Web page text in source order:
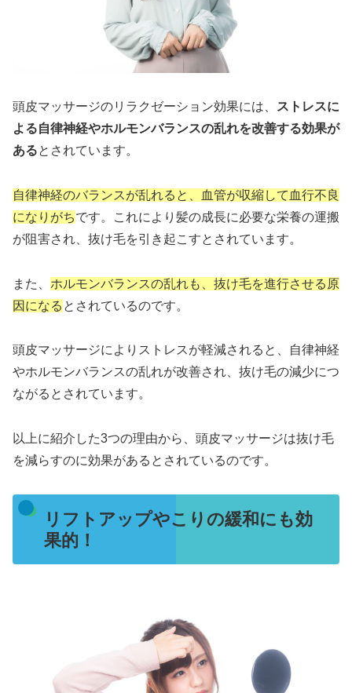
頭皮マッサージのリラクゼーション効果には、
ストレスに
よる自律神経やホルモンバランスの乱れを改善する効果が
あるとされています。
自律神経のバランスが乱れると、血管が収縮して血行不良
になりがちです。これにより髪の成長に必要な栄養の運搬
が阻害され、抜け毛を引き起こすとされています。
また、 ホルモンバランスの乱れも、抜け毛を進行させる原
因になる とされているのです。
頭皮マッサージによりストレスが軽減されると、自律神経
やホルモンバランスの乱れが改善され、抜け毛の減少につ
ながるとされています。
以上に紹介した3つの理由から、頭皮マッサージは抜け毛
を減らすのに効果があるとされているのです。
リフトアップやこりの緩和にも効
果的！